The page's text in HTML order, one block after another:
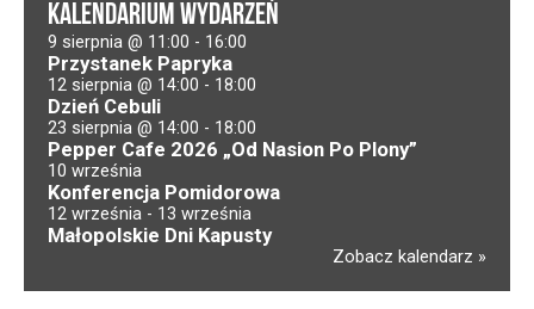
KALENDARIUM WYDARZEŃ
9 sierpnia @ 11:00 - 16:00
Przystanek Papryka
12 sierpnia @ 14:00 - 18:00
Dzień Cebuli
23 sierpnia @ 14:00 - 18:00
Pepper Cafe 2026 „Od Nasion Po Plony”
10 września
Konferencja Pomidorowa
12 września - 13 września
Małopolskie Dni Kapusty
Zobacz kalendarz